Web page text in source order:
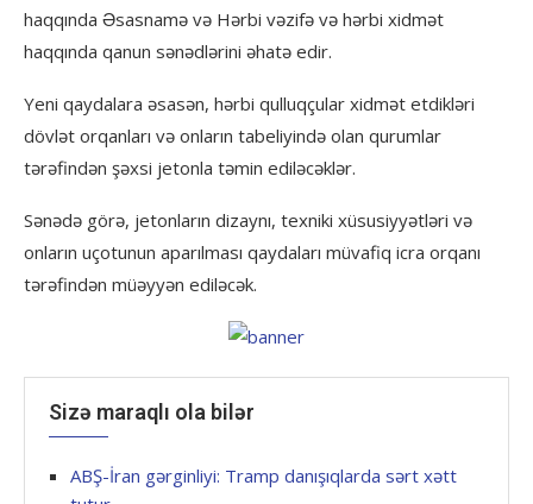
haqqında Əsasnamə və Hərbi vəzifə və hərbi xidmət
haqqında qanun sənədlərini əhatə edir.
Yeni qaydalara əsasən, hərbi qulluqçular xidmət etdikləri
dövlət orqanları və onların tabeliyində olan qurumlar
tərəfindən şəxsi jetonla təmin ediləcəklər.
Sənədə görə, jetonların dizaynı, texniki xüsusiyyətləri və
onların uçotunun aparılması qaydaları müvafiq icra orqanı
tərəfindən müəyyən ediləcək.
Sizə maraqlı ola bilər
ABŞ-İran gərginliyi: Tramp danışıqlarda sərt xətt